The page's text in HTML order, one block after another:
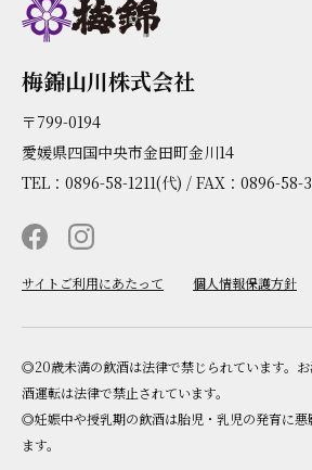
梅錦山川株式会社
〒799-0194
愛媛県四国中央市金田町金川14
TEL：0896-58-1211(代) / FAX：0896-58-
サイトご利用にあたって 個人情報保護方針
◎20歳未満の飲酒は法律で禁じられています。
酒運転は法律で禁止されています。
◎妊娠中や授乳期の飲酒は胎児・乳児の発育に悪
ます。